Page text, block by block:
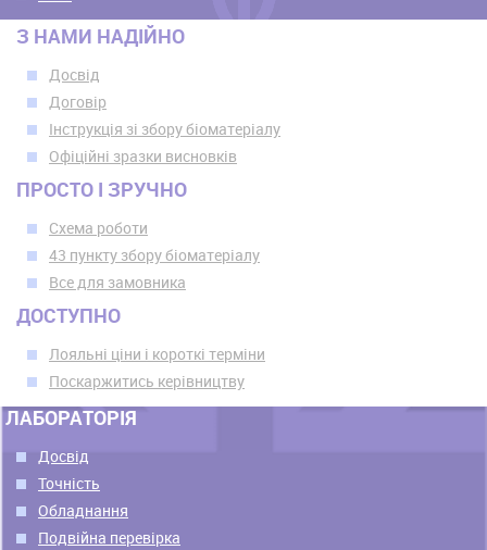
З НАМИ НАДІЙНО
Досвід
Договір
Інструкція зі збору біоматеріалу
Офіційні зразки висновків
ПРОСТО І ЗРУЧНО
Схема роботи
43 пункту збору біоматеріалу
Все для замовника
ДОСТУПНО
Лояльні ціни і короткі терміни
Поскаржитись керівництву
ЛАБОРАТОРІЯ
Досвід
Точність
Обладнання
Подвійна перевірка